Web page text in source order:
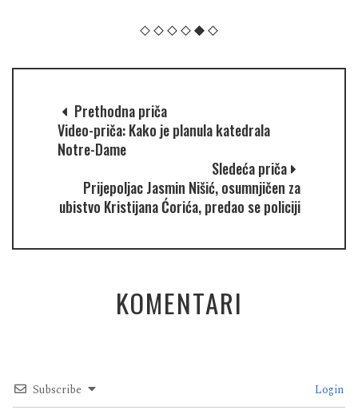
Prethodna priča
Video-priča: Kako je planula katedrala
Notre-Dame
Sledeća priča
Prijepoljac Jasmin Nišić, osumnjičen za
ubistvo Kristijana Ćorića, predao se policiji
KOMENTARI
Subscribe Login